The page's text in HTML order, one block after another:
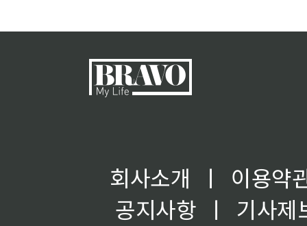
회사소개 ㅣ
이용약
공지사항
ㅣ
기사제